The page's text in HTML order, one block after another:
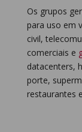
Os grupos
para uso em
civil,
comerciais e
datacenters,
porte,
restaurantes